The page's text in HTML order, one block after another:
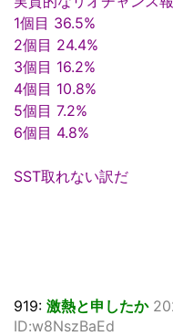
1個目 36.5%
2個目 24.4%
3個目 16.2%
4個目 10.8%
5個目 7.2%
6個目 4.8%
SST取れない訳だ
919: 激熱と申したか
ID:w8NszBaEd